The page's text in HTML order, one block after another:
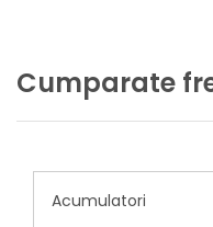
Cumparate
Acumulatori